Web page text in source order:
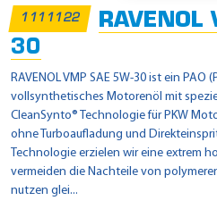
1111122
RAVENOL
30
RAVENOL VMP SAE 5W-30 ist ein
vollsynthetisches Motorenöl mit
CleanSynto® Technologie für PKW
ohne Turboaufladung und
Technologie erzielen wir eine extrem
vermeiden die Nachteile von
nutzen glei...